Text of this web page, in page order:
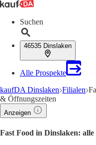
Suchen
46535 Dinslaken
Alle Prospekte
kaufDA Dinslaken Filialen
& Öffnungszeiten
Anzeigen
Fast Food in Dinslaken: